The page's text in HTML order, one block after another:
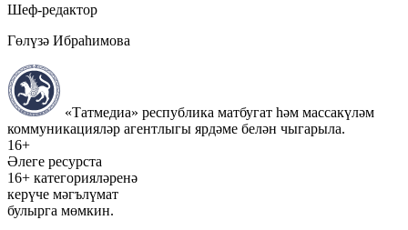
Шеф-редактор
Гөлүзә Ибраһимова
«Татмедиа» республика матбугат һәм массакүләм
коммуникацияләр агентлыгы ярдәме белән чыгарыла.
16+
Әлеге ресурста
16+ категорияләренә
керүче мәгълүмат
булырга мөмкин.